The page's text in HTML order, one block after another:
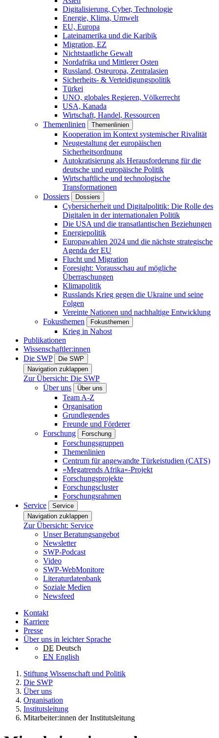
Digitalisierung, Cyber, Technologie
Energie, Klima, Umwelt
EU, Europa
Lateinamerika und die Karibik
Migration, EZ
Nichtstaatliche Gewalt
Nordafrika und Mittlerer Osten
Russland, Osteuropa, Zentralasien
Sicherheits- & Verteidigungspolitik
Türkei
UNO, globales Regieren, Völkerrecht
USA, Kanada
Wirtschaft, Handel, Ressourcen
Themenlinien
Themenlinien
Kooperation im Kontext systemischer Rivalität
Neugestaltung der europäischen
Sicherheitsordnung
Autokratisierung als Herausforderung für die
deutsche und europäische Politik
Wirtschaftliche und technologische
Transformationen
Dossiers
Dossiers
Cybersicherheit und Digitalpolitik: Die Rolle des
Digitalen in der internationalen Politik
Die USA und die transatlantischen Beziehungen
Energiepolitik
Europawahlen 2024 und die nächste strategische
Agenda der EU
Flucht und Migration
Foresight: Vorausschau auf mögliche
Überraschungen
Klimapolitik
Russlands Krieg gegen die Ukraine und seine
Folgen
Vereinte Nationen und nachhaltige Entwicklung
Fokusthemen
Fokusthemen
Krieg in Nahost
Publikationen
Wissenschaftler:innen
Die SWP
Die SWP
Navigation zuklappen
Zur Übersicht: Die SWP
Über uns
Über uns
Team A-Z
Organisation
Grundlegendes
Freunde und Förderer
Forschung
Forschung
Forschungsgruppen
Themenlinien
Centrum für angewandte Türkeistudien (CATS)
»Megatrends Afrika«-Projekt
Forschungsprojekte
Forschungscluster
Forschungsrahmen
Service
Service
Navigation zuklappen
Zur Übersicht: Service
Unser Beratungsangebot
Newsletter
SWP-Podcast
Video
SWP-WebMonitore
Literaturdatenbank
Soziale Medien
Newsfeed
Kontakt
Karriere
Presse
Über uns in leichter Sprache
DE Deutsch
EN English
Stiftung Wissenschaft und Politik
Die SWP
Über uns
Organisation
Institutsleitung
Mitarbeiter:innen der Institutsleitung